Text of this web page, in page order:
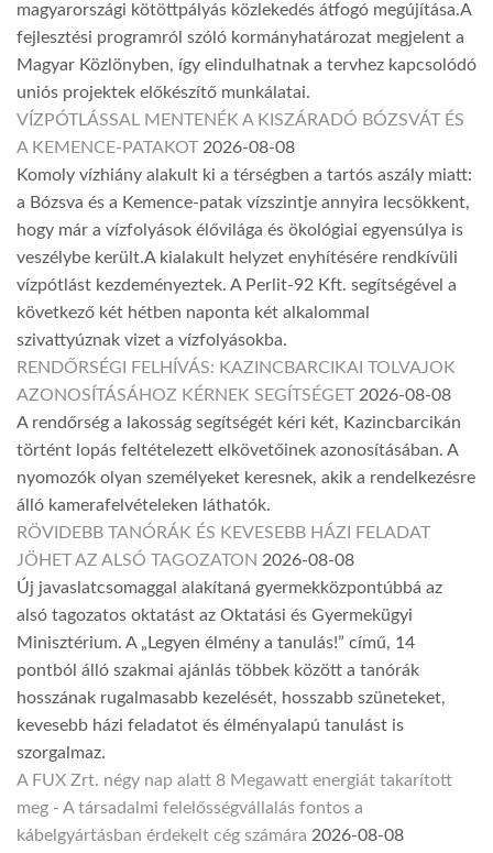
magyarországi kötöttpályás közlekedés átfogó megújítása.A
fejlesztési programról szóló kormányhatározat megjelent a
Magyar Közlönyben, így elindulhatnak a tervhez kapcsolódó
uniós projektek előkészítő munkálatai.
VÍZPÓTLÁSSAL MENTENÉK A KISZÁRADÓ BÓZSVÁT ÉS
A KEMENCE-PATAKOT 2026-08-08
Komoly vízhiány alakult ki a térségben a tartós aszály miatt:
a Bózsva és a Kemence-patak vízszintje annyira lecsökkent,
hogy már a vízfolyások élővilága és ökológiai egyensúlya is
veszélybe került.A kialakult helyzet enyhítésére rendkívüli
vízpótlást kezdeményeztek. A Perlit-92 Kft. segítségével a
következő két hétben naponta két alkalommal
szivattyúznak vizet a vízfolyásokba.
RENDŐRSÉGI FELHÍVÁS: KAZINCBARCIKAI TOLVAJOK
AZONOSÍTÁSÁHOZ KÉRNEK SEGÍTSÉGET 2026-08-08
A rendőrség a lakosság segítségét kéri két, Kazincbarcikán
történt lopás feltételezett elkövetőinek azonosításában. A
nyomozók olyan személyeket keresnek, akik a rendelkezésre
álló kamerafelvételeken láthatók.
RÖVIDEBB TANÓRÁK ÉS KEVESEBB HÁZI FELADAT
JÖHET AZ ALSÓ TAGOZATON 2026-08-08
Új javaslatcsomaggal alakítaná gyermekközpontúbbá az
alsó tagozatos oktatást az Oktatási és Gyermekügyi
Minisztérium. A „Legyen élmény a tanulás!” című, 14
pontból álló szakmai ajánlás többek között a tanórák
hosszának rugalmasabb kezelését, hosszabb szüneteket,
kevesebb házi feladatot és élményalapú tanulást is
szorgalmaz.
A FUX Zrt. négy nap alatt 8 Megawatt energiát takarított
meg - A társadalmi felelősségvállalás fontos a
kábelgyártásban érdekelt cég számára 2026-08-08